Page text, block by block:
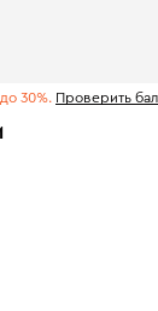
30%. Проверить